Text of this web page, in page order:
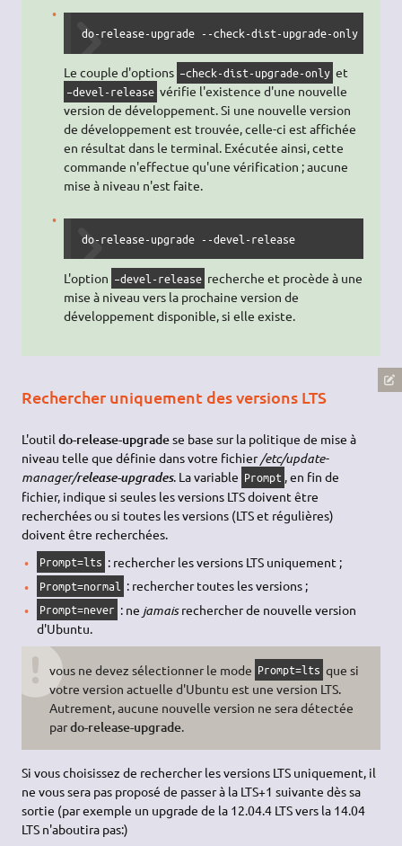
do-release-upgrade --check-dist-upgrade-only --
Le couple d'options –check-dist-upgrade-only et
–devel-release vérifie l'existence d'une nouvelle
version de développement. Si une nouvelle version
de développement est trouvée, celle-ci est affichée
en résultat dans le terminal. Exécutée ainsi, cette
commande n'effectue qu'une vérification ; aucune
mise à niveau n'est faite.
do-release-upgrade --devel-release
L'option –devel-release recherche et procède à une
mise à niveau vers la prochaine version de
développement disponible, si elle existe.
Rechercher uniquement des versions LTS
L'outildo-release-upgradese base sur la politique de mise à
niveau telle que définie dans votre fichier/etc/update-
manager/release-upgrades. La variable Prompt , en fin de
fichier, indique si seules les versions LTS doivent être
recherchées ou si toutes les versions (LTS et régulières)
doivent être recherchées.
Prompt=lts : rechercher les versions LTS uniquement ;
Prompt=normal : rechercher toutes les versions ;
Prompt=never : ne jamaisrechercher de nouvelle version
d'Ubuntu.
vous ne devez sélectionner le mode Prompt=lts que si
votre version actuelle d'Ubuntu est une version LTS.
Autrement, aucune nouvelle version ne sera détectée
pardo-release-upgrade.
Si vous choisissez de rechercher les versions LTS uniquement, il
ne vous sera pas proposé de passer à la LTS+1 suivante dès sa
sortie (par exemple un upgrade de la 12.04.4 LTS vers la 14.04
LTS n'aboutira pas:)